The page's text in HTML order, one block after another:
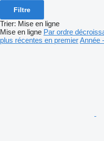
Filtre
Trier: Mise en ligne
Mise en ligne Par ordre
plus récentes en premierAnnée